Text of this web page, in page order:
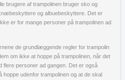
brugere af trampolinen bruger sko og
og albuebeskyttere. Det er
er for mange personer på trampolinen ad
de grundlæggende regler for trampolin
om ikke at hoppe på trampolinen, når det
flere personer ad gangen. Det er også
hoppe udenfor trampolinen og at de skal